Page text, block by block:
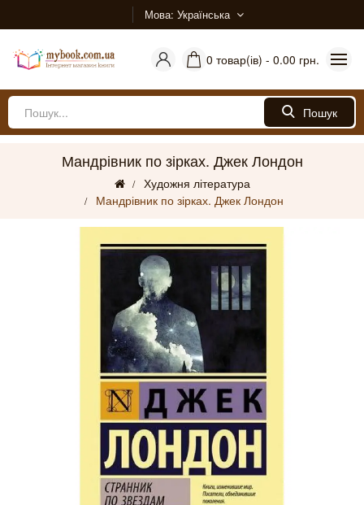
Мова Українська
0 товар(ів) - 0.00 грн.
Пошук
Мандрівник по зірках. Джек Лондон
Художня література
Мандрівник по зірках. Джек Лондон